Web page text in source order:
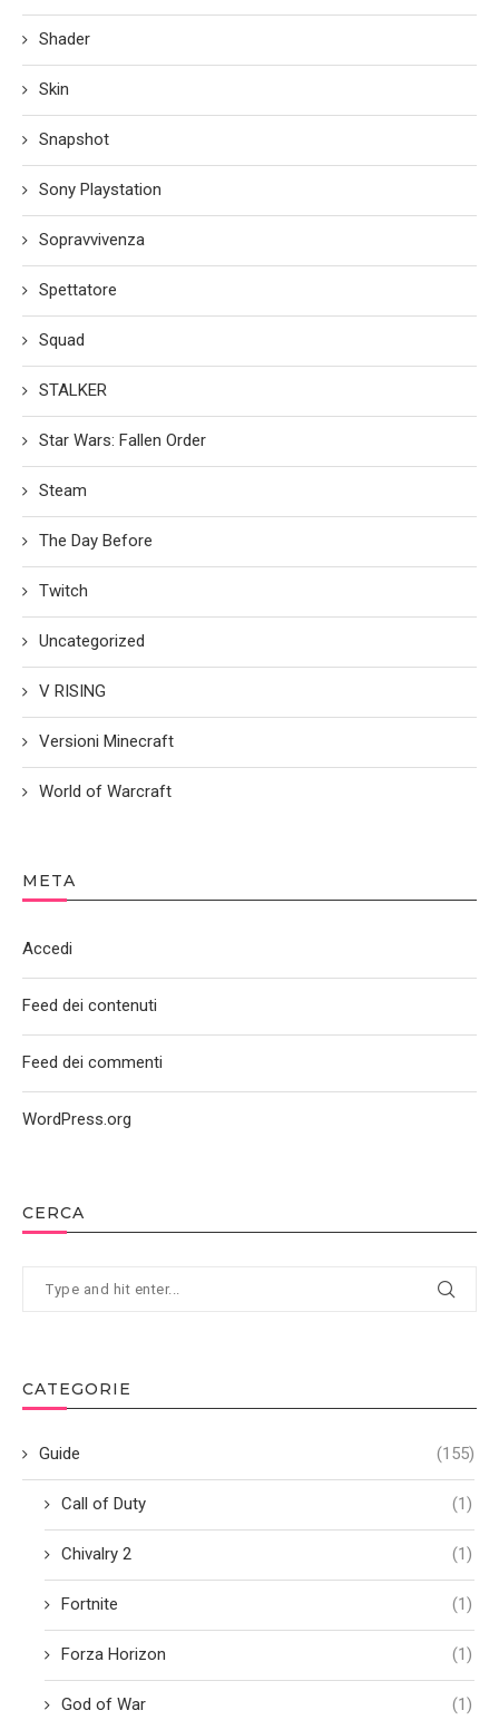
CERCA
CATEGORIE
Guide (155)
Call of Duty (1)
Chivalry 2 (1)
Fortnite (1)
Forza Horizon (1)
God of War (1)
Shader
Skin
Snapshot
Sony Playstation
Sopravvivenza
Spettatore
Squad
STALKER
Star Wars: Fallen Order
Steam
The Day Before
Twitch
Uncategorized
V RISING
Versioni Minecraft
World of Warcraft
META
Accedi
Feed dei contenuti
Feed dei commenti
WordPress.org